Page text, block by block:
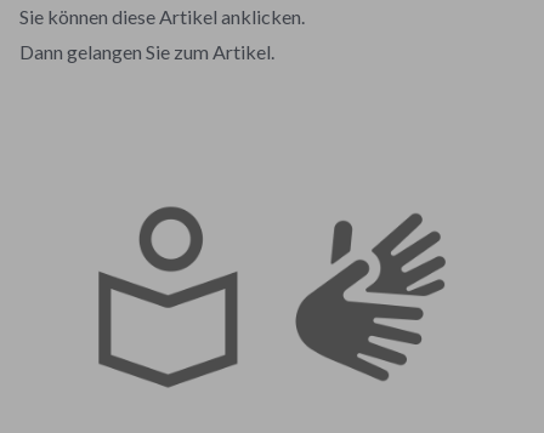
Sie können diese Artikel anklicken.
Dann gelangen Sie zum Artikel.